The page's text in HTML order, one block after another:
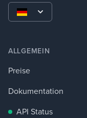
ALLGEMEIN
Preise
Dokumentation
API Status